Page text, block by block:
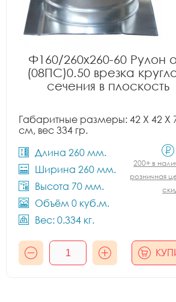
Ф160/260x260-60 Рулон
(08ПС)0.50 врезка
сечения в плоскость
Габаритные размеры: 42 X 42 X
см, вес 334 гр.
Длина 260 мм.
Ширина 260 мм.
Высота 70 мм.
Объём 0 куб.м.
Вес: 0.334 кг.
200+ в
розничная